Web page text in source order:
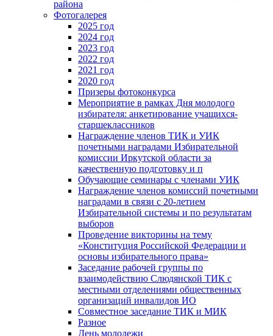
района
Фотогалерея
2025 год
2024 год
2023 год
2022 год
2021 год
2020 год
Призеры фотоконкурса
Мероприятие в рамках Дня молодого
избирателя: анкетирование учащихся-
старшеклассников
Награждение членов ТИК и УИК
почетными наградами Избирательной
комиссии Иркутской области за
качественную подготовку и п
Обучающие семинары с членами УИК
Награждение членов комиссий почетными
наградами в связи с 20-летием
Избирательной системы и по результатам
выборов
Проведение викторины на тему
«Конституция Российской Федерации и
основы избирательного права»
Заседание рабочей группы по
взаимодействию Слюдянской ТИК с
местными отделениями общественных
организаций инвалидов ИО
Совместное заседание ТИК и МИК
Разное
День молодежи